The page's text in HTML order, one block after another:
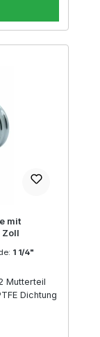
mit
Zoll
1 1/4"
Mutterteil
Dichtung